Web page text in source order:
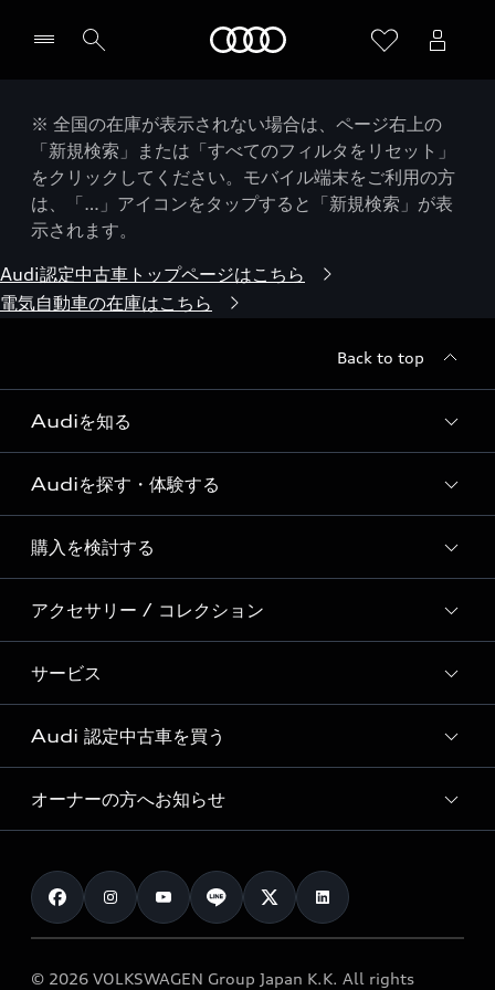
※ 全国の在庫が表示されない場合は、ページ右上の
「新規検索」または「すべてのフィルタをリセット」
をクリックしてください。モバイル端末をご利用の方
は、「…」アイコンをタップすると「新規検索」が表
示されます。
Audi認定中古車トップページはこちら
電気自動車の在庫はこちら
Back to top
Audiを知る
Audi ブランド
Story of Progress
Audi Sport
Formula 1®
デジタルサービス
Audiを探す・体験する
ディーラー検索
新車在庫検索
試乗車・展示車検索
見積り依頼
試乗予約
購入を検討する
モデル一覧
特別仕様モデル / 限定モデル
e-tronラインアップ
価格シミュレーション
車両比較
カタログ一覧
アクセサリー / コレクション
純正アクセサリー
オンラインショップ
Audi collection
アウディナビアプリ
サービス
サービス入庫予約
サービスプログラム
メンテナンス
車検 / 定期点検
e-tronアフターサポート
Audi 認定中古車を買う
Audi認定中古車
クオリティ
保証
メンテナンス
オーナーの方へお知らせ
お知らせ
オーナー様向けキャンペーン
© 2026 VOLKSWAGEN Group Japan K.K. All rights